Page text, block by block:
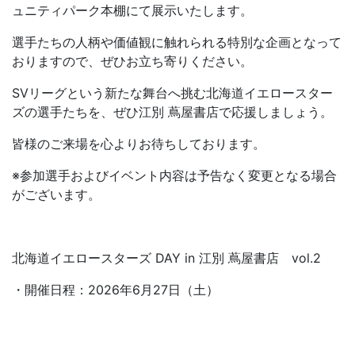
ュニティパーク本棚にて展示いたします。
選手たちの人柄や価値観に触れられる特別な企画となって
おりますので、ぜひお立ち寄りください。
SVリーグという新たな舞台へ挑む北海道イエロースター
ズの選手たちを、 ぜひ江別 蔦屋書店で応援しましょう。
皆様のご来場を心よりお待ちしております。
※参加選手およびイベント内容は予告なく変更となる場合
がございます。
北海道イエロースターズ DAY in 江別 蔦屋書店 vol.2
・開催日程：2026年6月27日（土）